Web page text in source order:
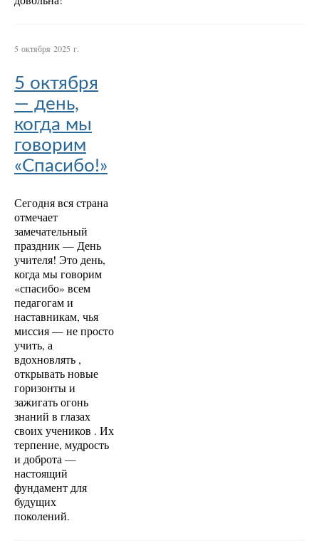
5 октября 2025 г.
5 октября
— день,
когда мы
говорим
«Спасибо!»
Сегодня вся страна
отмечает
замечательный
праздник — День
учителя! Это день,
когда мы говорим
«спасибо» всем
педагогам и
наставникам, чья
миссия — не просто
учить, а
вдохновлять ,
открывать новые
горизонты и
зажигать огонь
знаний в глазах
своих учеников . Их
терпение, мудрость
и доброта —
настоящий
фундамент для
будущих
поколений.